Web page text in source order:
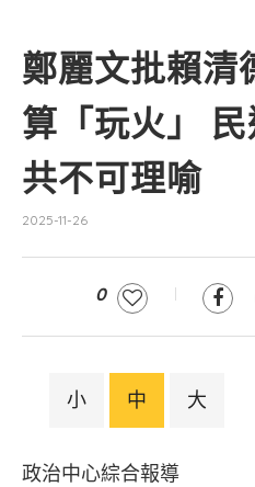
鄭麗文批賴清
算「玩火」
共不可理喻
2025-11-26
0
小 中 大
政治中心綜合報導